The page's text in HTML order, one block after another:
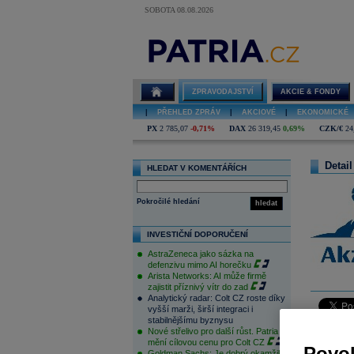
SOBOTA 08.08.2026
ZPRAVODAJSTVÍ AKCIE & FONDY
PŘEHLED ZPRÁV AKCIOVÉ EKONOMICKÉ
PX 2 785,07 -0,71% DAX 26 319,45 0,69% CZK/€
HLEDAT V KOMENTÁŘÍCH
hledat
Pokročilé hledání
INVESTIČNÍ DOPORUČENÍ
AstraZeneca jako sázka na
defenzivu mimo AI horečku
Arista Networks: AI může firmě
zajistit příznivý vítr do zad
Analytický radar: Colt CZ roste díky
vyšší marži, širší integraci i
stabilnějšímu byznysu
Nové střelivo pro další růst. Patria
mění cílovou cenu pro Colt CZ
paints